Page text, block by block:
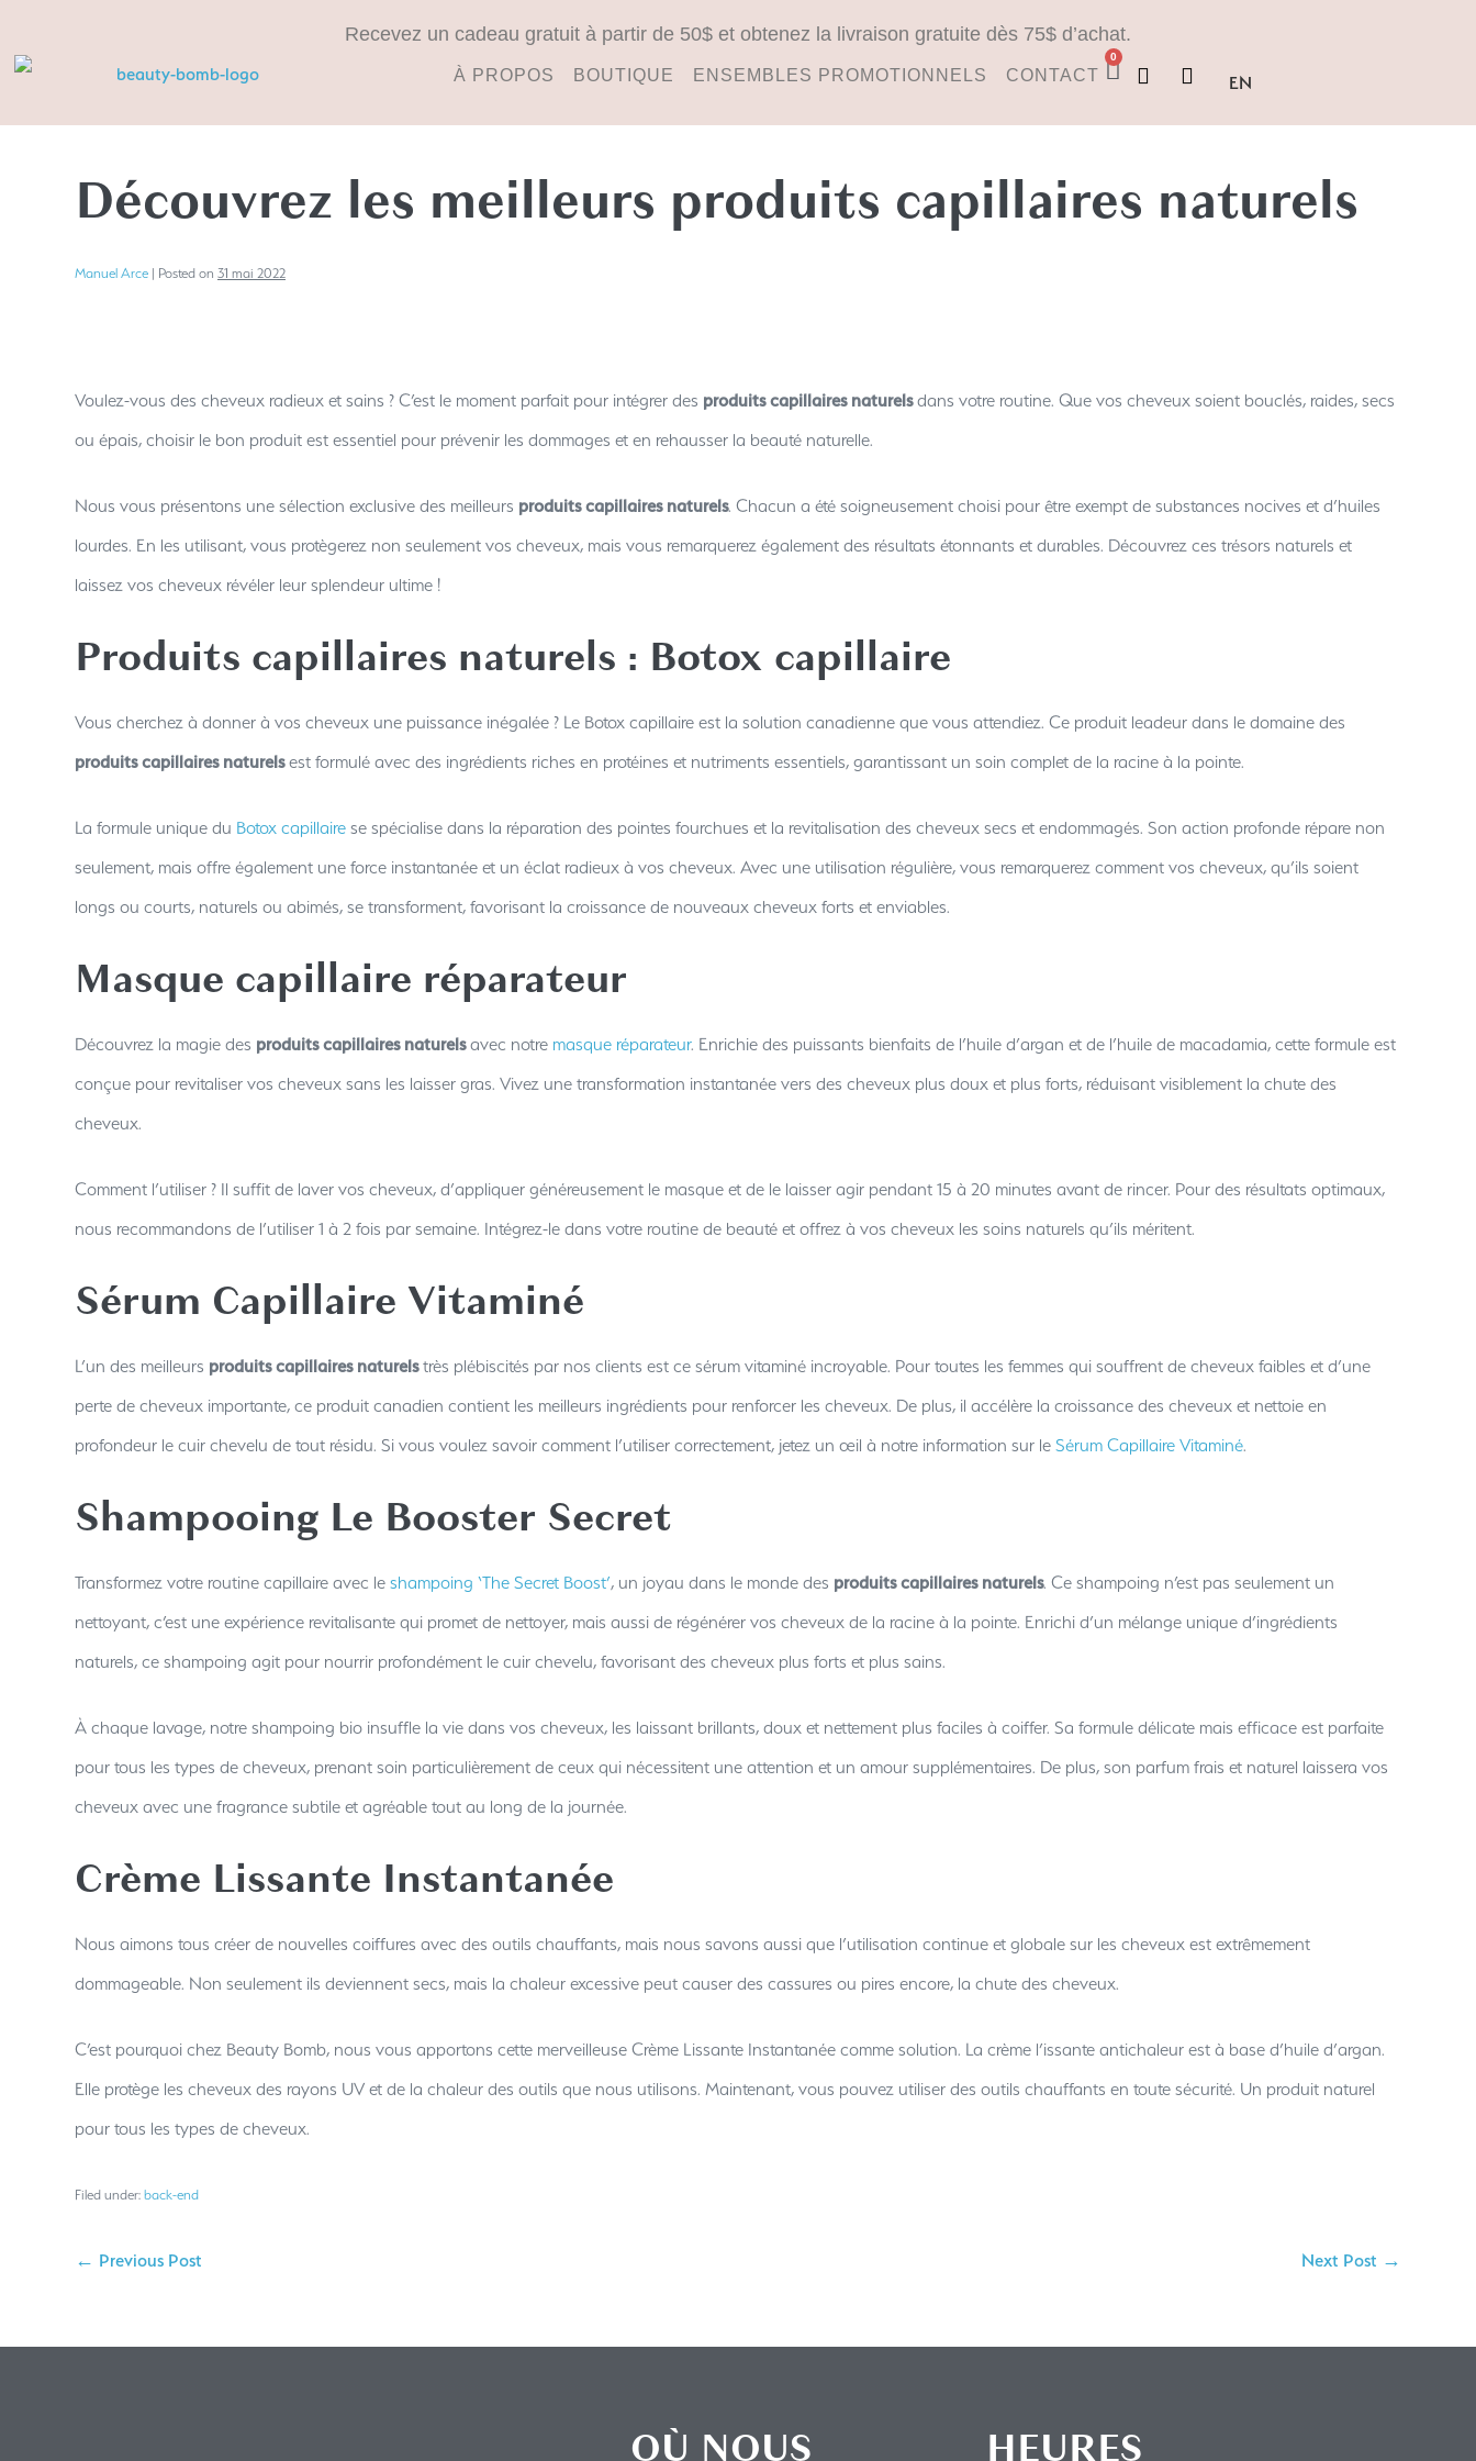
Recevez un cadeau gratuit à partir de 50$ et obtenez la livraison gratuite dès 75$ d’achat.
À PROPOS BOUTIQUE ENSEMBLES PROMOTIONNELS CONTACT
0
EN
Découvrez les meilleurs produits capillaires naturels
Manuel Arce | Posted on 31 mai 2022
Voulez-vous des cheveux radieux et sains ? C’est le moment parfait pour intégrer des produits capillaires naturelsdans votre routine. Que vos cheveux soient bouclés, raides, secs
ou épais, choisir le bon produit est essentiel pour prévenir les dommages et en rehausser la beauté naturelle.
Nous vous présentons une sélection exclusive des meilleurs produits capillaires naturels. Chacun a été soigneusement choisi pour être exempt de substances nocives et d’huiles
lourdes. En les utilisant, vous protègerez non seulement vos cheveux, mais vous remarquerez également des résultats étonnants et durables. Découvrez ces trésors naturels et
laissez vos cheveux révéler leur splendeur ultime !
Produits capillaires naturels : Botox capillaire
Vous cherchez à donner à vos cheveux une puissance inégalée ? Le Botox capillaire est la solution canadienne que vous attendiez. Ce produit leadeur dans le domaine des
produits capillaires naturelsest formulé avec des ingrédients riches en protéines et nutriments essentiels, garantissant un soin complet de la racine à la pointe.
La formule unique du Botox capillaire se spécialise dans la réparation des pointes fourchues et la revitalisation des cheveux secs et endommagés. Son action profonde répare non
seulement, mais offre également une force instantanée et un éclat radieux à vos cheveux. Avec une utilisation régulière, vous remarquerez comment vos cheveux, qu’ils soient
longs ou courts, naturels ou abimés, se transforment, favorisant la croissance de nouveaux cheveux forts et enviables.
Masque capillaire réparateur
Découvrez la magie des produits capillaires naturelsavec notre masque réparateur. Enrichie des puissants bienfaits de l’huile d’argan et de l’huile de macadamia, cette formule est
conçue pour revitaliser vos cheveux sans les laisser gras. Vivez une transformation instantanée vers des cheveux plus doux et plus forts, réduisant visiblement la chute des
cheveux.
Comment l’utiliser ? Il suffit de laver vos cheveux, d’appliquer généreusement le masque et de le laisser agir pendant 15 à 20 minutes avant de rincer. Pour des résultats optimaux,
nous recommandons de l’utiliser 1 à 2 fois par semaine. Intégrez-le dans votre routine de beauté et offrez à vos cheveux les soins naturels qu’ils méritent.
Sérum Capillaire Vitaminé
L’un des meilleurs produits capillaires naturelstrès plébiscités par nos clients est ce sérum vitaminé incroyable. Pour toutes les femmes qui souffrent de cheveux faibles et d’une
perte de cheveux importante, ce produit canadien contient les meilleurs ingrédients pour renforcer les cheveux. De plus, il accélère la croissance des cheveux et nettoie en
profondeur le cuir chevelu de tout résidu. Si vous voulez savoir comment l’utiliser correctement, jetez un œil à notre information sur le Sérum Capillaire Vitaminé.
Shampooing Le Booster Secret
Transformez votre routine capillaire avec le shampoing ‘The Secret Boost’, un joyau dans le monde des produits capillaires naturels. Ce shampoing n’est pas seulement un
nettoyant, c’est une expérience revitalisante qui promet de nettoyer, mais aussi de régénérer vos cheveux de la racine à la pointe. Enrichi d’un mélange unique d’ingrédients
naturels, ce shampoing agit pour nourrir profondément le cuir chevelu, favorisant des cheveux plus forts et plus sains.
À chaque lavage, notre shampoing bio insuffle la vie dans vos cheveux, les laissant brillants, doux et nettement plus faciles à coiffer. Sa formule délicate mais efficace est parfaite
pour tous les types de cheveux, prenant soin particulièrement de ceux qui nécessitent une attention et un amour supplémentaires. De plus, son parfum frais et naturel laissera vos
cheveux avec une fragrance subtile et agréable tout au long de la journée.
Crème Lissante Instantanée
Nous aimons tous créer de nouvelles coiffures avec des outils chauffants, mais nous savons aussi que l’utilisation continue et globale sur les cheveux est extrêmement
dommageable. Non seulement ils deviennent secs, mais la chaleur excessive peut causer des cassures ou pires encore, la chute des cheveux.
C’est pourquoi chez Beauty Bomb, nous vous apportons cette merveilleuse Crème Lissante Instantanée comme solution. La crème l’issante antichaleur est à base d’huile d’argan.
Elle protège les cheveux des rayons UV et de la chaleur des outils que nous utilisons. Maintenant, vous pouvez utiliser des outils chauffants en toute sécurité. Un produit naturel
pour tous les types de cheveux.
Filed under: back-end
← Previous Post Next Post →
OÙ NOUS HEURES